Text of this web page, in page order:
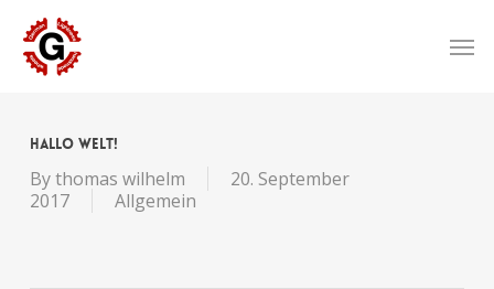
main
content
Hallo Welt!
Bythomas wilhelm
20. September
2017
Allgemein